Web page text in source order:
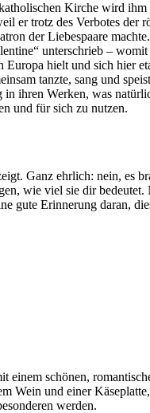
Kirche wird ihm
er trotz des Verbotes der
der Liebespaare
unterschrieb –
hielt und sich hier
tanzte, sang und
ihren Werken, was
und für sich zu nutzen.
Ganz ehrlich: nein, es
wie viel sie dir
gute Erinnerung daran,
schönen,
Wein und einer
werden.